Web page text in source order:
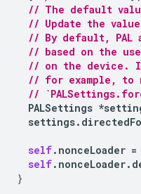
// The default
// Update the
// By default, PAL
// based on the
// on the device.
// for example, to
//
PALSettings *
settings.
self. nonceLoader =
self. nonceLoader.
}